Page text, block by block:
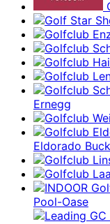
Ernegg
Eldorado
Pool-Oase